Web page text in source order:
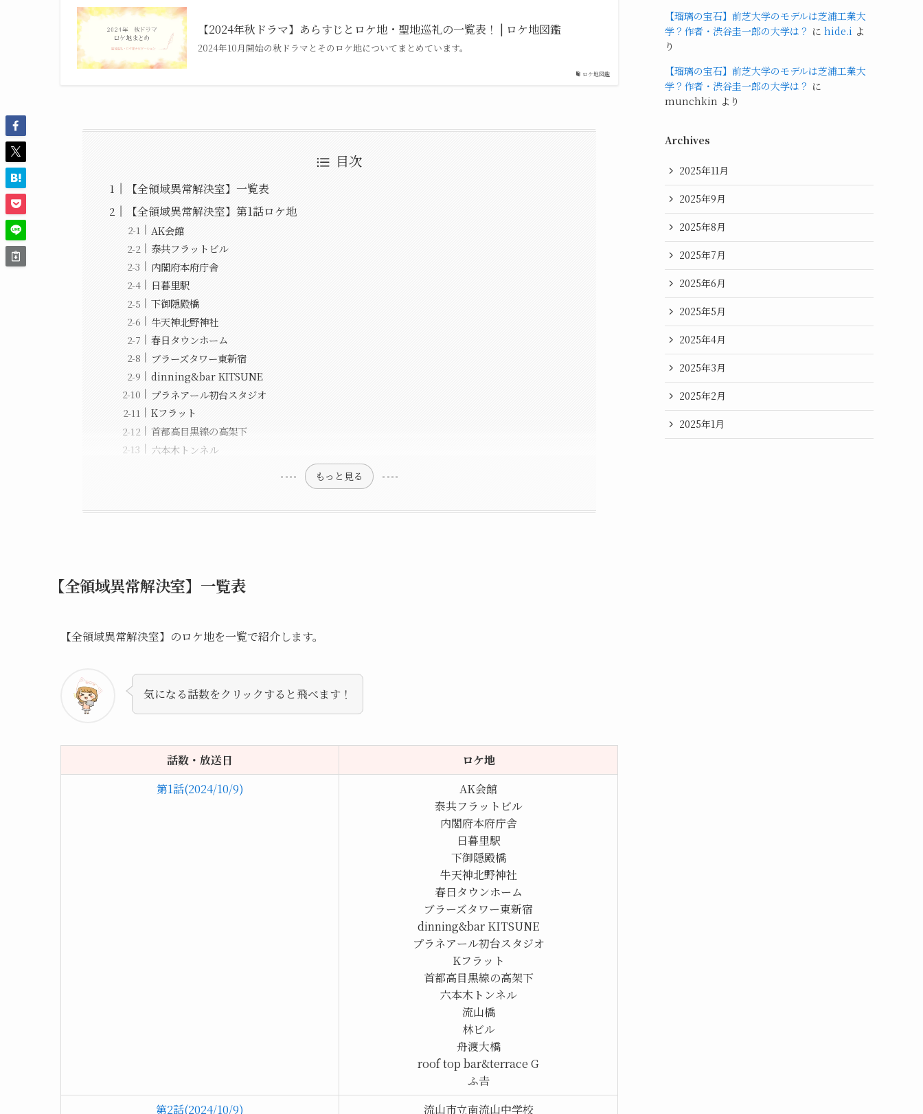
ロケ地図鑑
【2024年秋ドラマ】あらすじとロケ地・聖地巡礼の一覧表！ | ロケ地図鑑
2024年10月開始の秋ドラマとそのロケ地についてまとめています。
目次
【全領域異常解決室】一覧表
【全領域異常解決室】第1話ロケ地
AK会館
泰共フラットビル
内閣府本府庁舎
日暮里駅
下御隠殿橋
牛天神北野神社
春日タウンホーム
ブラーズタワー東新宿
dinning&bar KITSUNE
プラネアール初台スタジオ
Kフラット
首都高目黒線の高架下
六本木トンネル
もっと見る
【全領域異常解決室】一覧表
【全領域異常解決室】のロケ地を一覧で紹介します。
気になる話数をクリックすると飛べます！
話数・放送日
ロケ地
第1話(2024/10/9)
AK会館
泰共フラットビル
内閣府本府庁舎
日暮里駅
下御隠殿橋
牛天神北野神社
春日タウンホーム
ブラーズタワー東新宿
dinning&bar KITSUNE
プラネアール初台スタジオ
Kフラット
首都高目黒線の高架下
六本木トンネル
流山橋
林ビル
舟渡大橋
roof top bar&terrace G
ふ𠮷
第2話(2024/10/9)
流山市立南流山中学校
【瑠璃の宝石】前芝大学のモデルは芝浦工業大
学？作者・渋谷圭一郎の大学は？ に hide.i よ
り
【瑠璃の宝石】前芝大学のモデルは芝浦工業大
学？作者・渋谷圭一郎の大学は？ に
munchkin より
Archives
2025年11月
2025年9月
2025年8月
2025年7月
2025年6月
2025年5月
2025年4月
2025年3月
2025年2月
2025年1月